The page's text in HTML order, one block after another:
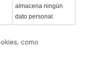
almacena ningún
dato personal.
como